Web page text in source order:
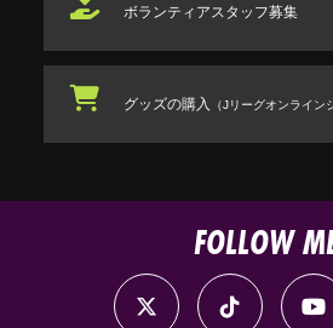
ボランティアスタッフ募集
グッズの購入 （Jリーグオンライン
FOLLOW